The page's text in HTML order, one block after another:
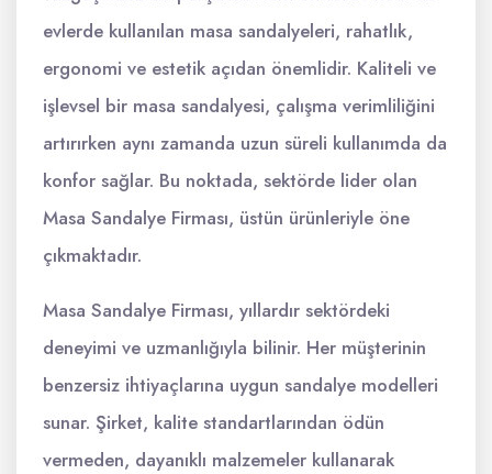
evlerde kullanılan masa sandalyeleri, rahatlık,
ergonomi ve estetik açıdan önemlidir. Kaliteli ve
işlevsel bir masa sandalyesi, çalışma verimliliğini
artırırken aynı zamanda uzun süreli kullanımda da
konfor sağlar. Bu noktada, sektörde lider olan
Masa Sandalye Firması, üstün ürünleriyle öne
çıkmaktadır.
Masa Sandalye Firması, yıllardır sektördeki
deneyimi ve uzmanlığıyla bilinir. Her müşterinin
benzersiz ihtiyaçlarına uygun sandalye modelleri
sunar. Şirket, kalite standartlarından ödün
vermeden, dayanıklı malzemeler kullanarak